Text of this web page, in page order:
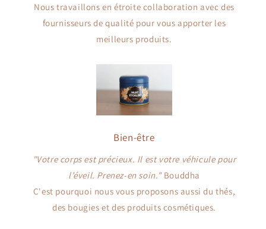
Nous travaillons en étroite collaboration avec des
fournisseurs de qualité pour vous apporter les
meilleurs produits.
Bien-être
"Votre corps est précieux. Il est votre véhicule pour
l’éveil. Prenez-en soin." Bouddha
C'est pourquoi nous vous proposons aussi du thés,
des bougies et des produits cosmétiques.